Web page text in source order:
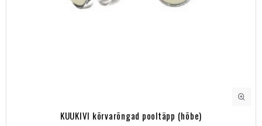
KUUKIVI kõrvarõngad pooltäpp (hõbe)